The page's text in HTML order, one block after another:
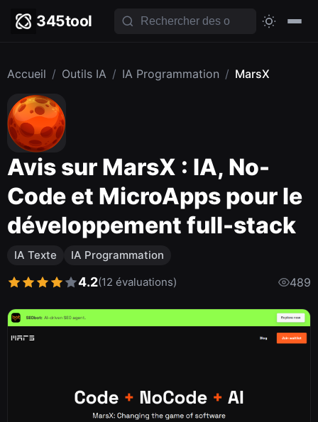
345tool
Accueil / Outils IA / IA Programmation / MarsX
Avis sur MarsX : IA, No-
Code et MicroApps pour le
développement full-stack
IA Texte IA Programmation
4.2(12 évaluations) 489